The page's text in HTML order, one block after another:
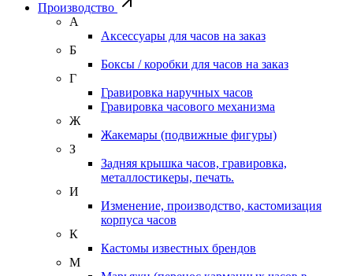
Производство
А
Аксессуары для часов на заказ
Б
Боксы / коробки для часов на заказ
Г
Гравировка наручных часов
Гравировка часового механизма
Ж
Жакемары (подвижные фигуры)
З
Задняя крышка часов, гравировка,
металлостикеры, печать.
И
Изменение, производство, кастомизация
корпуса часов
К
Кастомы известных брендов
М